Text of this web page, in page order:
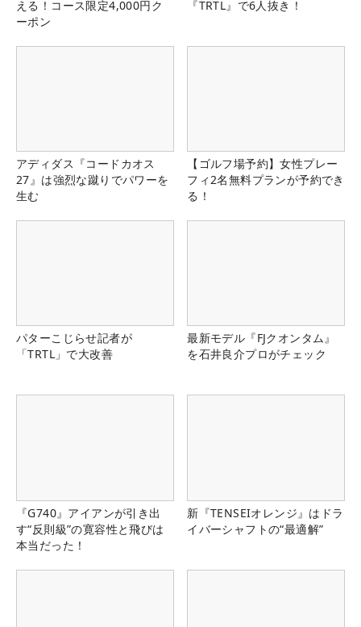
える！コース限定4,000円ク
ーポン
『TRTL』で6人抜き！
アディダス『コードカオス
27』は強烈な蹴りでパワーを
生む
【ゴルフ場予約】女性プレー
フィ2名無料プランが予約でき
る！
パターこじらせ記者が
「TRTL」で大改善
最新モデル『FJクオンタム』
を石井良介プロがチェック
『G740』アイアンが引き出
す“反則級”の寛容性と飛びは
本当だった！
新『TENSEIオレンジ』はドラ
イバーシャフトの“最適解”